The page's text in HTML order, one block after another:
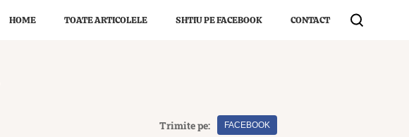
HOME TOATE ARTICOLELE SHTIU PE FACEBOOK CONTACT
Trimite pe: FACEBOOK